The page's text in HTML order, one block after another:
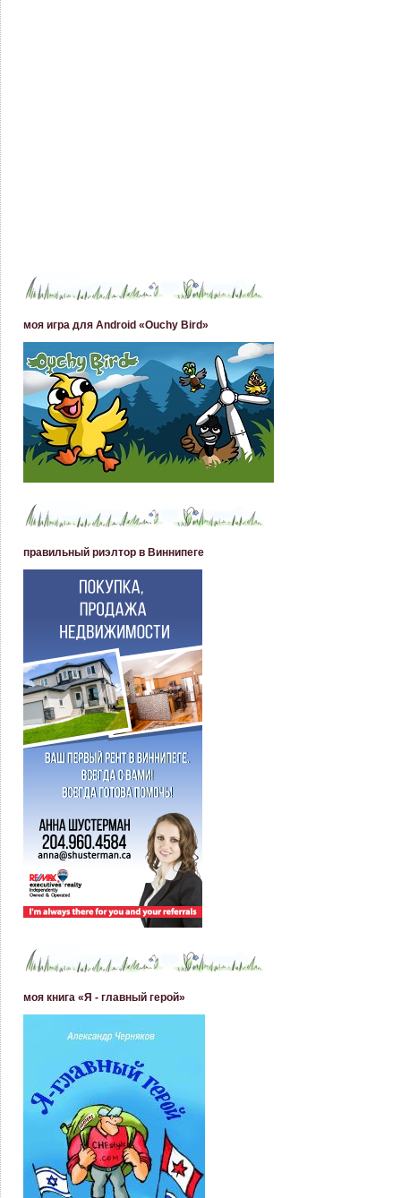
моя игра для Android «Ouchy Bird»
правильный риэлтор в Виннипеге
моя книга «Я - главный герой»